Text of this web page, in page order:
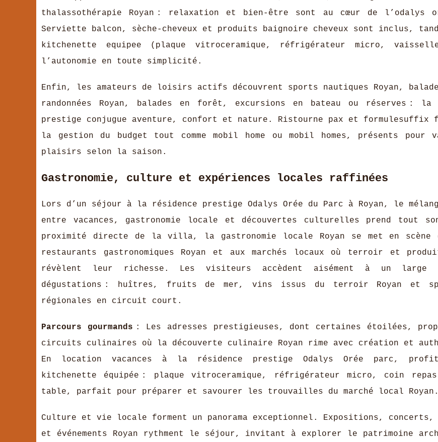
thalassothérapie Royan : relaxation et bien-être sont au cœur de l’odalys
Serviette balcon, sèche-cheveux et produits baignoire cheveux sont inclus,
kitchenette equipee (plaque vitroceramique, réfrigérateur micro,
l’autonomie en toute simplicité.
Enfin, les amateurs de loisirs actifs découvrent sports nautiques Royan,
randonnées Royan, balades en forêt, excursions en bateau ou réserves : la
prestige conjugue aventure, confort et nature. Ristourne pax et
la gestion du budget tout comme mobil home ou mobil homes, présents pour
plaisirs selon la saison.
Gastronomie, culture et expériences locales raffinées
Lors d’un séjour à la résidence prestige Odalys Orée du Parc à Royan, le
entre vacances, gastronomie locale et découvertes culturelles prend tout
proximité directe de la villa, la gastronomie locale Royan se met en scène
restaurants gastronomiques Royan et aux marchés locaux où terroir et
révèlent leur richesse. Les visiteurs accèdent aisément à un large
dégustations : huîtres, fruits de mer, vins issus du terroir Royan et
régionales en circuit court.
Parcours gourmands : Les adresses prestigieuses, dont certaines étoilées,
circuits culinaires où la découverte culinaire Royan rime avec création et
En location vacances à la résidence prestige Odalys Orée parc,
kitchenette équipée : plaque vitroceramique, réfrigérateur micro, coin
table, parfait pour préparer et savourer les trouvailles du marché local Royan.
Culture et vie locale forment un panorama exceptionnel. Expositions,
et événements Royan rythment le séjour, invitant à explorer le patrimoine